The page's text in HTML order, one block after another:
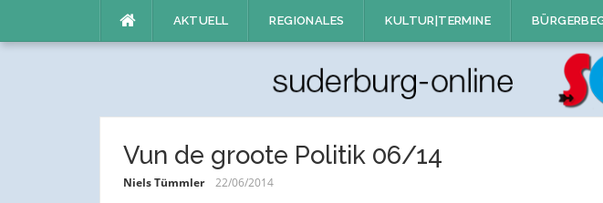
AKTUELL REGIONALES KULTUR|TERMINE
Vun de groote Politik 06/14
Niels Tümmler 22/06/2014